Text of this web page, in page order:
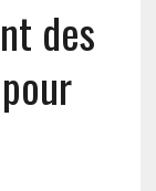
des